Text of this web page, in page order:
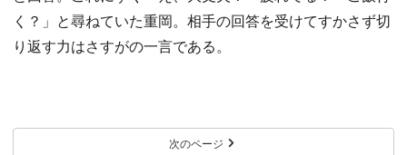
く？」と尋ねていた重岡。相手の回答を受けてすかさず切
り返す力はさすがの一言である。
次のページ